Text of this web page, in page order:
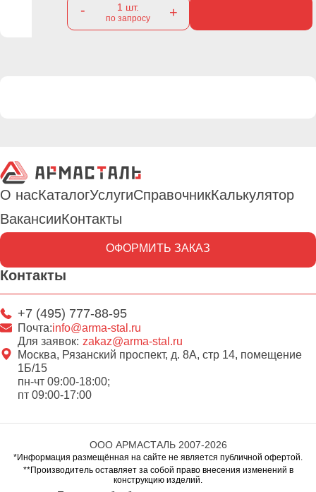
- 1 шт.
по запросу +
О насКаталогУслугиСправочникКалькулятор
ВакансииКонтакты
ОФОРМИТЬ ЗАКАЗ
Контакты
+7 (495) 777-88-95
Почта:info@arma-stal.ru
Для заявок: zakaz@arma-stal.ru
Москва, Рязанский проспект, д. 8А, стр 14, помещение
1Б/15
пн-чт 09:00-18:00;
пт 09:00-17:00
ООО АРМАСТАЛЬ 2007-2026
*Информация размещённая на сайте не является публичной офертой.
**Производитель оставляет за собой право внесения изменений в
конструкцию изделий.